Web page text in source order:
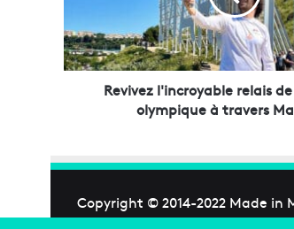
z
l
'
o
b
Revivez l'incroyable relais
olympique à travers
Copyright © 2014-2022 Made in